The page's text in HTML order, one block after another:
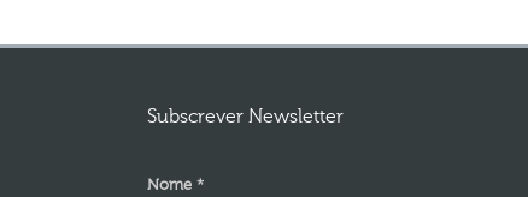
Subscrever Newsletter
Nome *